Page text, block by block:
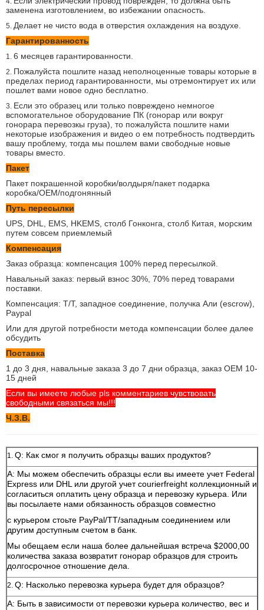
заменена изготовлением, во избежании опасность.
5. Делает не чисто вода в отверстия охлаждения на воздухе.
Гарантированность
1. 6 месяцев гарантированности.
2. Пожалуйста пошлите назад неполноценные товары которые в
пределах период гарантированности, мы отремонтирует их или
пошлет вами новое одно бесплатно.
3. Если это образец или только повреждено немногое
вспомогательное оборудование ПК (гонорар или вокруг
гонорара перевозкы груза), то пожалуйста пошлите нами
некоторые изображения и видео о ем потребность подтвердить
вашу проблему, тогда мы пошлем вами свободные новые
товары вместо.
Пакет
Пакет покрашенной коробки/волдыря/пакет подарка
коробка/OEM/подгонянный
Путь пересылки
UPS, DHL, EMS, HKEMS, столб Гонконга, столб Китая, морским
путем совсем приемлемый
Компенсация
Заказ образца: компенсация 100% перед пересылкой.
Навальный заказ: первый взнос 30%, 70% перед товарами
поставки.
Компенсация: T/T, западное соединение, получка Али (escrow),
Paypal
Или для другой потребности метода компенсации более далее
обсудить
Поставка
1 до 3 дня, навальные заказа 3 до 7 дни образца, заказ OEM 10-
15 дней
Если вы имеете любые pls комментариев чувствовать
свободными связаться мы!!!
Ч.З.В.
1. Q: Как смог я получить образцы ваших продуктов?
A: Мы можем обеспечить образцы если вы имеете учет Federal
Express или DHL или другой учет courierfreight коллекционный и
согласиться оплатить цену образца и перевозку курьера. Или
вы посылаете нами обязанность образцов совместно
с курьером стоьте PayPal/TT/западным соединением или
другим доступным счетом в банк.
Мы обещаем если наша более дальнейшая встреча $2000,00
количества заказа возвратит гонорар образцов для строить
долгосрочное отношение дела.
2. Q: Насколько перевозка курьера будет для образцов?
A: Быть в зависимости от перевозки курьера количество, вес и